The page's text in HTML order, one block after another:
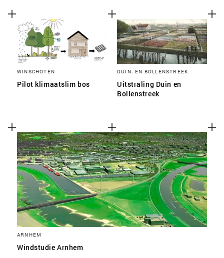
WINSCHOTEN
Pilot klimaatslim bos
DUIN- EN BOLLENSTREEK
Uitstraling Duin en
Bollenstreek
ARNHEM
Windstudie Arnhem